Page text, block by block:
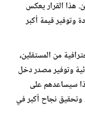
هذا القرار يعكس
وتوفير قيمة أكبر
من المستقلين،
وتوفير مصدر دخل
سيساعدهم على
وتحقيق نجاح أكبر في